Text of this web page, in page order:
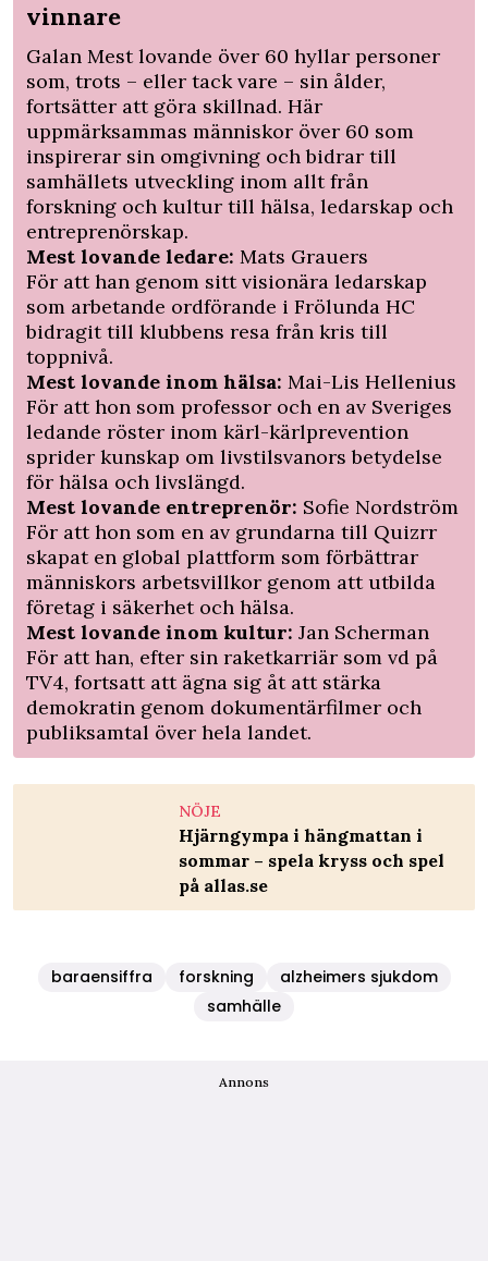
vinnare
Galan Mest lovande över 60 hyllar personer
som, trots – eller tack vare – sin ålder,
fortsätter att göra skillnad. Här
uppmärksammas människor över 60 som
inspirerar sin omgivning och bidrar till
samhällets utveckling inom allt från
forskning och kultur till hälsa, ledarskap och
entreprenörskap.
Mest lovande ledare: Mats Grauers
För att han genom sitt visionära ledarskap
som arbetande ordförande i Frölunda HC
bidragit till klubbens resa från kris till
toppnivå.
Mest lovande inom hälsa: Mai-Lis Hellenius
För att hon som professor och en av Sveriges
ledande röster inom kärl-kärlprevention
sprider kunskap om livstilsvanors betydelse
för hälsa och livslängd.
Mest lovande entreprenör: Sofie Nordström
För att hon som en av grundarna till Quizrr
skapat en global plattform som förbättrar
människors arbetsvillkor genom att utbilda
företag i säkerhet och hälsa.
Mest lovande inom kultur: Jan Scherman
För att han, efter sin raketkarriär som vd på
TV4, fortsatt att ägna sig åt att stärka
demokratin genom dokumentärfilmer och
publiksamtal över hela landet.
NÖJE
Hjärngympa i hängmattan i
sommar – spela kryss och spel
på allas.se
baraensiffra forskning
alzheimers sjukdom
samhälle
Annons